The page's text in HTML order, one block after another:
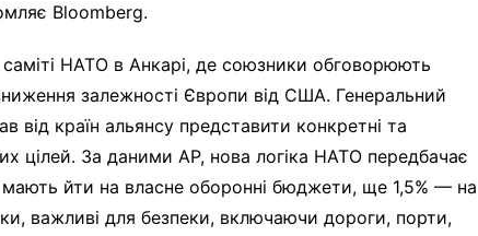
Bloomberg.
НАТО в Анкарі, де союзники обговорюють
залежності Європи від США. Генеральний
країн альянсу представити конкретні та
цілей. За даними AP, нова логіка НАТО передбачає
йти на власне оборонні бюджети, ще 1,5% — на
важливі для безпеки, включаючи дороги, порти,